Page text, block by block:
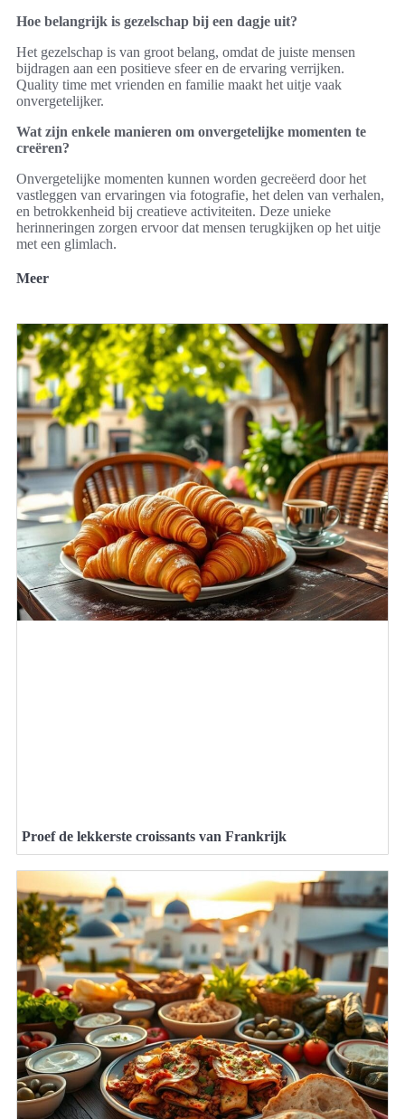
Hoe belangrijk is gezelschap bij een dagje uit?
Het gezelschap is van groot belang, omdat de juiste mensen
bijdragen aan een positieve sfeer en de ervaring verrijken.
Quality time met vrienden en familie maakt het uitje vaak
onvergetelijker.
Wat zijn enkele manieren om onvergetelijke momenten te
creëren?
Onvergetelijke momenten kunnen worden gecreëerd door het
vastleggen van ervaringen via fotografie, het delen van verhalen,
en betrokkenheid bij creatieve activiteiten. Deze unieke
herinneringen zorgen ervoor dat mensen terugkijken op het uitje
met een glimlach.
Meer
Proef de lekkerste croissants van Frankrijk